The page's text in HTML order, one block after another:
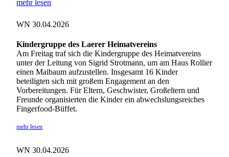
mehr lesen
WN 30.04.2026
Kindergruppe des Laerer Heimatvereins
Am Freitag traf sich die Kindergruppe des Heimatvereins
unter der Leitung von Sigrid Strotmann, um am Haus Rollier
einen Maibaum aufzustellen. Insgesamt 16 Kinder
beteiligten sich mit großem Engagement an den
Vorbereitungen. Für Eltern, Geschwister, Großeltern und
Freunde organisierten die Kinder ein abwechslungsreiches
Fingerfood-Büffet.
mehr lesen
WN 30.04.2026